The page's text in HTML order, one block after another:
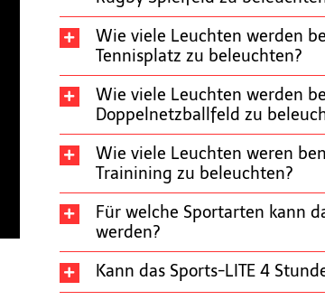
Wie viele Leuchten werden
Tennisplatz zu beleuchten?
Wie viele Leuchten werden
Doppelnetzballfeld zu
Wie viele Leuchten weren
Trainining zu beleuchten?
Für welche Sportarten kann
werden?
Kann das Sports-LITE 4